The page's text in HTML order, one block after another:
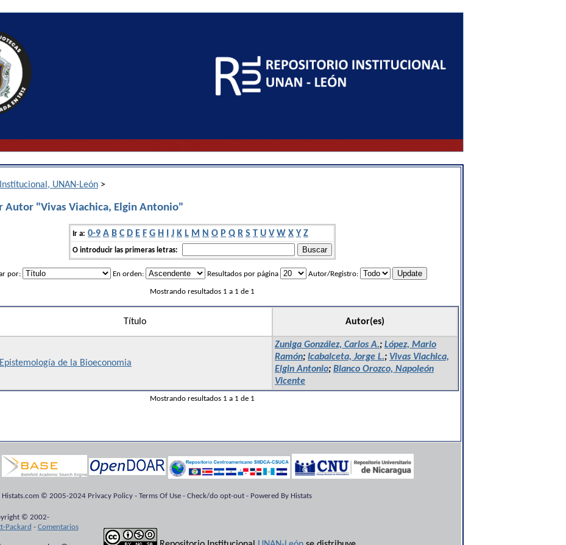
UNAN-León >
Autor "Vivas Viachica, Elgin Antonio"
Ir a: 0-9 A B C D E F G H I J K L M N O P Q R S T U V W X Y Z
O introducir las primeras letras:
por: En orden: Resultados por página Autor/Registro:
Mostrando resultados 1 a 1 de 1
Título Autor(es)
Epistemología de la Bioeconomia
Zuniga González, Carlos A.; López, Mario
Ramón; Icabalceta, Jorge L.; Vivas Viachica,
Elgin Antonio; Blanco Orozco, Napoleón
Vicente
Mostrando resultados 1 a 1 de 1
Histats.com © 2005-2024 Privacy Policy - Terms Of Use - Check/do opt-out - Powered By Histats
© 2002-
Packard - Comentarios